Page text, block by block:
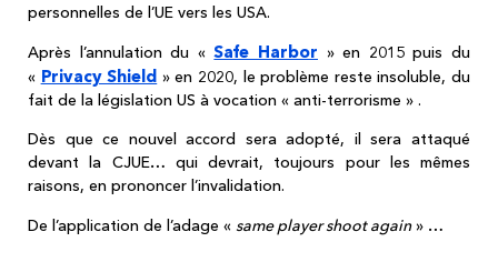
personnelles de l’UE vers les USA.
Après l’annulation du «Safe Harbor » en 2015 puis du
« Privacy Shield » en 2020, le problème reste insoluble, du
fait de la législation US à vocation « anti-terrorisme » .
Dès que ce nouvel accord sera adopté, il sera attaqué
devant la CJUE… qui devrait, toujours pour les mêmes
raisons, en prononcer l’invalidation.
De l’application de l’adage « same player shoot again» …